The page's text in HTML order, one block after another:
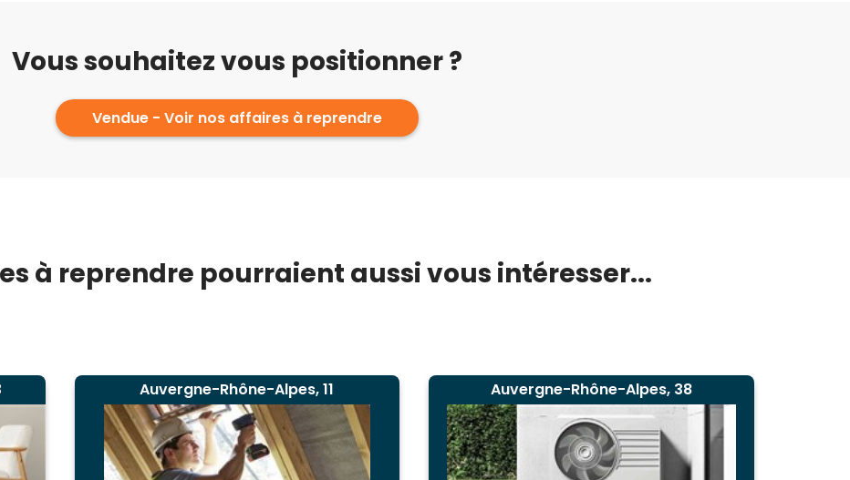
Vous souhaitez vous positionner ?
Vendue - Voir nos affaires à reprendre
à reprendre pourraient aussi vous intéresser...
Auvergne-Rhône-Alpes, 11 Auvergne-Rhône-Alpes, 38